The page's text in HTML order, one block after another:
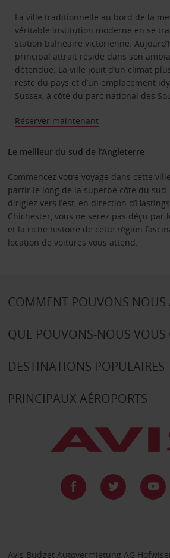
La ville traditionnelle au bord de la
véritable institution moderne en se
station balnéaire victorienne.
principal attrait réside dans son
détendue. La ville jouit d’un climat
reste du pays et d’un emplacement
Sussex, à côté du parc national des
Réserver maintenant
Le meilleur du sud de l’Angleterre
Commencez votre voyage dans cette
partir le long de la superbe côte du sud.
dirigiez vers l’est, en direction
Chichester, vous ne serez pas déçu par
et la riche histoire de cette région
location de voitures vous attend.
COMMENT POUVONS NOUS
QUE POUVONS-NOUS VOUS
DESTINATIONS POPULAIRES
PRINCIPAUX AÉROPORTS
Avis Budget Autovermietung AG